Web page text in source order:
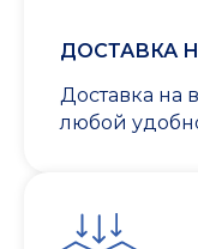
ДОСТАВКА
Доставка на
любой